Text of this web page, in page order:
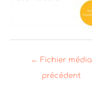
← Fichier média
précédent